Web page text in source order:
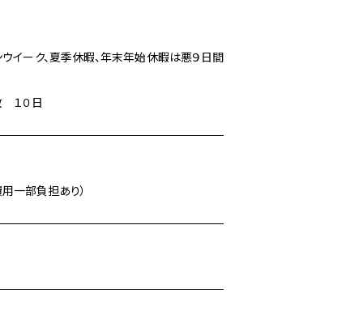
イーク、夏季休暇、年末年始休暇は悪９日間
１０日
用一部負担あり）